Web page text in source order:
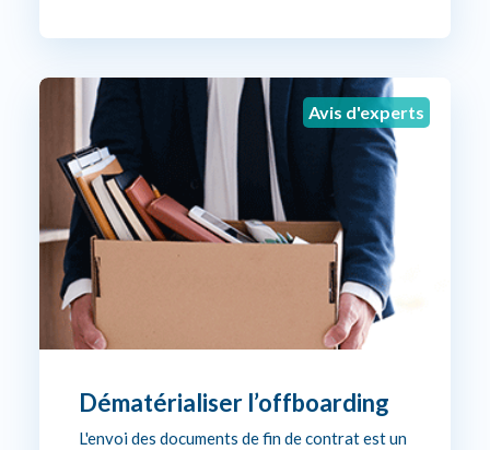
Avis d'experts
Dématérialiser l’offboarding
L'envoi des documents de fin de contrat est un